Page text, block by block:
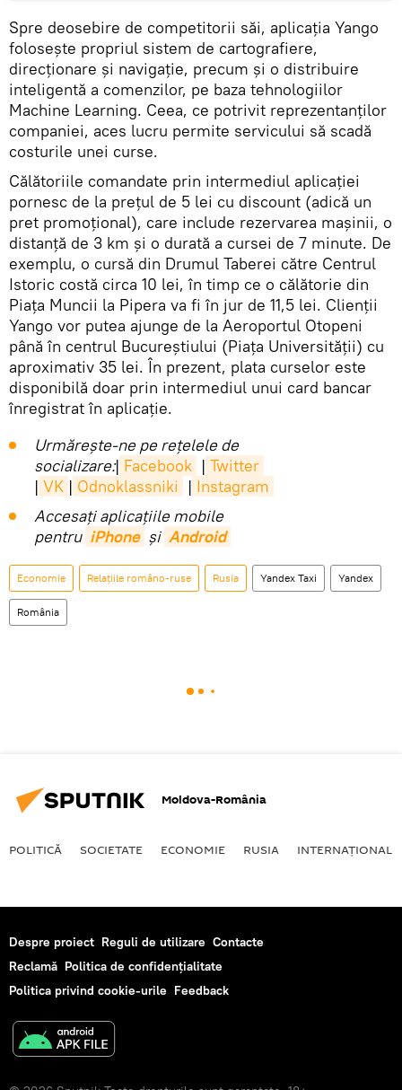
Spre deosebire de competitorii săi, aplicația Yango
folosește propriul sistem de cartografiere,
direcționare și navigație, precum și o distribuire
inteligentă a comenzilor, pe baza tehnologiilor
Machine Learning. Ceea, ce potrivit reprezentanţilor
companiei, aces lucru permite servicului să scadă
costurile unei curse.
Călătoriile comandate prin intermediul aplicației
pornesc de la prețul de 5 lei cu discount (adică un
pret promoţional), care include rezervarea mașinii, o
distanță de 3 km și o durată a cursei de 7 minute. De
exemplu, o cursă din Drumul Taberei către Centrul
Istoric costă circa 10 lei, în timp ce o călătorie din
Piața Muncii la Pipera va fi în jur de 11,5 lei. Clienții
Yango vor putea ajunge de la Aeroportul Otopeni
până în centrul Bucureștiului (Piața Universității) cu
aproximativ 35 lei. În prezent, plata curselor este
disponibilă doar prin intermediul unui card bancar
înregistrat în aplicație.
Urmărește-ne pe rețelele de
socializare:| Facebook | Twitter
| VK | Odnoklassniki | Instagram
Accesaţi aplicaţiile mobile
pentru iPhone și Android
Economie Relațiile româno-ruse Rusia Yandex Taxi Yandex
România
Moldova-România
POLITICĂ SOCIETATE ECONOMIE RUSIA INTERNAŢIONAL
Despre proiect Reguli de utilizare Contacte
Reclamă Politica de confidențialitate
Politica privind cookie-urile Feedback